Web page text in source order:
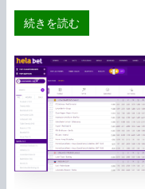
続きを読むabout M88ス